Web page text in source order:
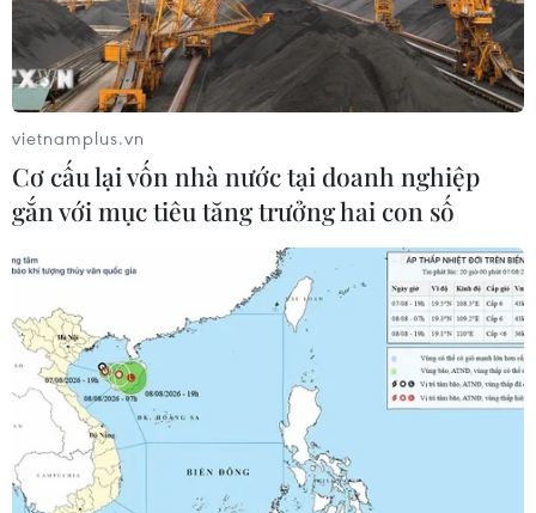
vietnamplus.vn
Cơ cấu lại vốn nhà nước tại doanh nghiệp
gắn với mục tiêu tăng trưởng hai con số